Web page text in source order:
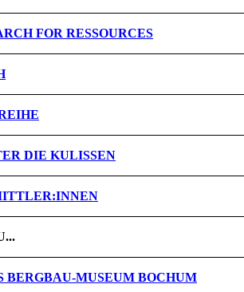
FOR RESSOURCES
DIE KULISSEN
BERGBAU-MUSEUM BOCHUM